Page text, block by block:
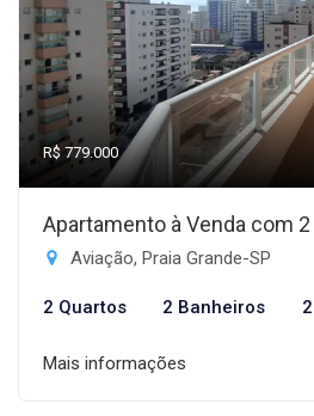
R$ 779.000
Apartamento à Venda com
Aviação, Praia Grande-SP
2 Quartos 2 Banheiros
Mais informações